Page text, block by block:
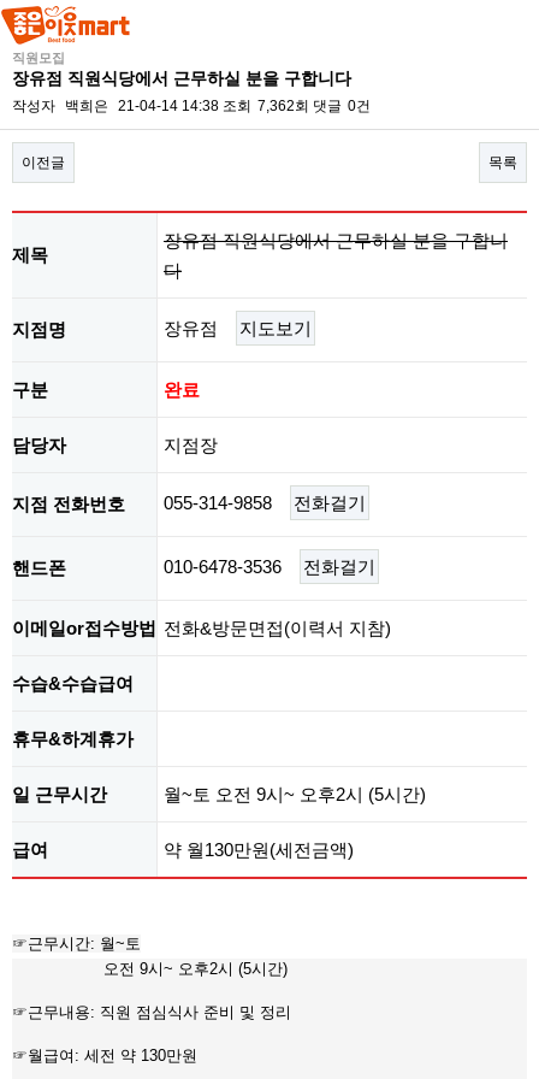
직원모집
장유점 직원식당에서 근무하실 분을 구합니다
작성자 백희은 21-04-14 14:38 조회 7,362회 댓글 0건
이전글 목록
제목
장유점 직원식당에서 근무하실 분을 구합니
다
지점명 장유점 지도보기
구분 완료
담당자 지점장
지점 전화번호 055-314-9858 전화걸기
핸드폰 010-6478-3536 전화걸기
이메일or접수방법 전화&방문면접(이력서 지참)
수습&수습급여
휴무&하계휴가
일 근무시간 월~토 오전 9시~ 오후2시 (5시간)
급여 약 월130만원(세전금액)
☞근무시간: 월~토
오전 9시~ 오후2시 (5시간)
☞​근무내용: 직원 점심식사 준비 및 정리
☞​월급여: 세전 약 130만원